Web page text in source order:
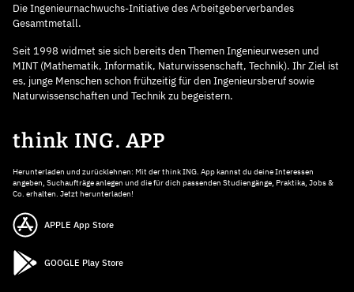
Die Ingenieurnachwuchs-Initiative des Arbeitgeberverbandes
Gesamtmetall.
Seit 1998 widmet sie sich bereits den Themen Ingenieurwesen und
MINT (Mathematik, Informatik, Naturwissenschaft, Technik). Ihr Ziel ist
es, junge Menschen schon frühzeitig für den Ingenieursberuf sowie
Naturwissenschaften und Technik zu begeistern.
think ING. APP
Herunterladen und zurücklehnen: Mit der think ING. App kannst du deine Interessen
angeben, Suchaufträge anlegen und die für dich passenden Studiengänge, Praktika, Jobs &
Co. erhalten. Jetzt herunterladen!
APPLE App Store
GOOGLE Play Store